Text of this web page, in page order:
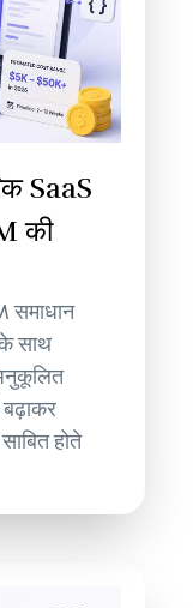
SaaS
की
समाधान
के साथ
बढ़ाकर
होते